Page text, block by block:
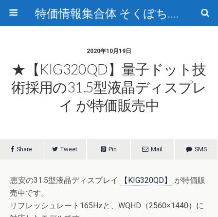
特価情報集合体 そくぽち.com
2020年10月19日
★【KIG320QD】量子ドット技
術採用の31.5型液晶ディスプレ
イ が特価販売中
Share Tweet Pin Mail SMS
恵安の31.5型液晶ディスプレイ 【KIG320QD】
が特価販
売中です。
リフレッシュレート165Hzと、WQHD（2560×1440）に